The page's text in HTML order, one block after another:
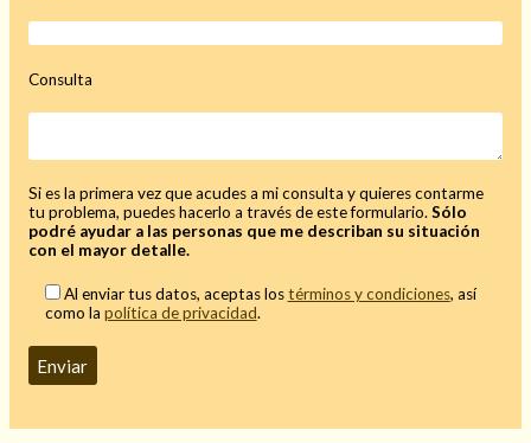
Consulta
Si es la primera vez que acudes a mi consulta y quieres contarme
tu problema, puedes hacerlo a través de este formulario.Sólo
podré ayudar a las personas que me describan su situación
con el mayor detalle.
Al enviar tus datos, aceptas lostérminos y condiciones, así
como la política de privacidad.